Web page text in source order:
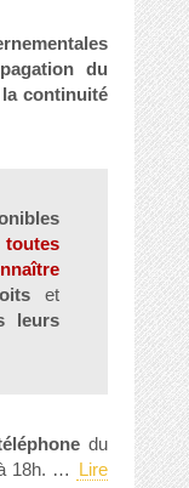
du
continuité
et
leurs
du
18h. … Lire